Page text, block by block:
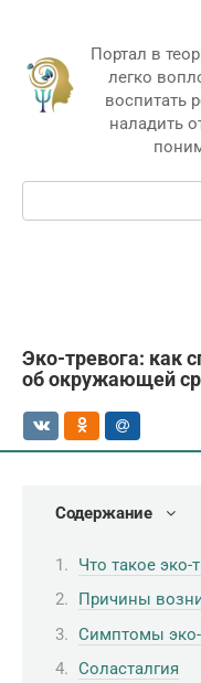
контенту
Портал в
легко
воспитать
наладить
Поиск:
Эко-тревога: как
об окружающей
Содержание
Что такое эко-
Причины
Симптомы эко-
Соласталгия